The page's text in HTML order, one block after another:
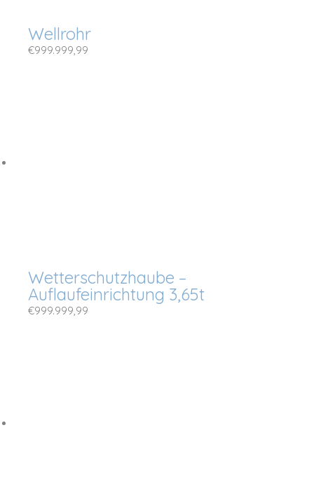
Wellrohr
€999.999,99
Wetterschutzhaube –
Auflaufeinrichtung 3,65t
€999.999,99